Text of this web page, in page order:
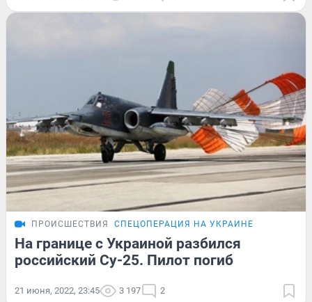
ПРОИСШЕСТВИЯ СПЕЦОПЕРАЦИЯ НА УКРАИНЕ
На границе с Украиной разбился
российский Су-25. Пилот погиб
21 июня, 2022, 23:45 3 197 2